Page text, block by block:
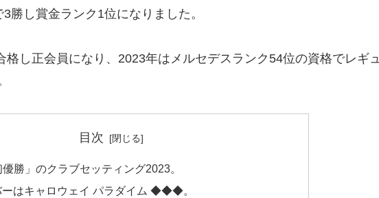
勝し賞金ランク1位になりました。
し正会員になり、2023年はメルセデスランク54位の資格でレギュ
目次
勝」のクラブセッティング2023。
ーはキャロウェイ パラダイム ◆◆◆。